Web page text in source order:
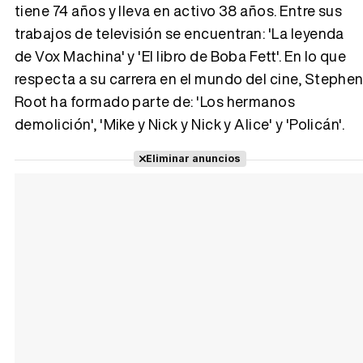
Tráiler 'Vida perra' (2026)
Tráiler Oficial en VOSE 'The Audacity'
tiene 74 años y lleva en activo 38 años. Entre sus
trabajos de televisión se encuentran: 'La leyenda
de Vox Machina' y 'El libro de Boba Fett'. En lo que
respecta a su carrera en el mundo del cine, Stephen
Root ha formado parte de: 'Los hermanos
demolición', 'Mike y Nick y Nick y Alice' y 'Policán'.
Eliminar anuncios